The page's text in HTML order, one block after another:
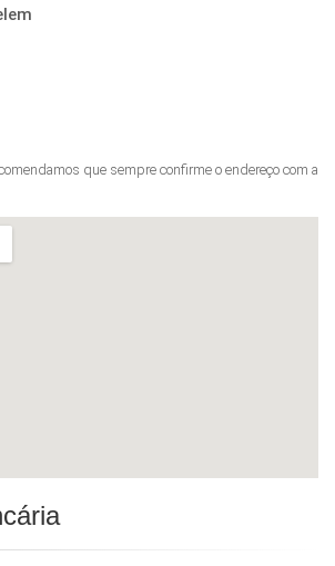
que sempre confirme o endereço com a